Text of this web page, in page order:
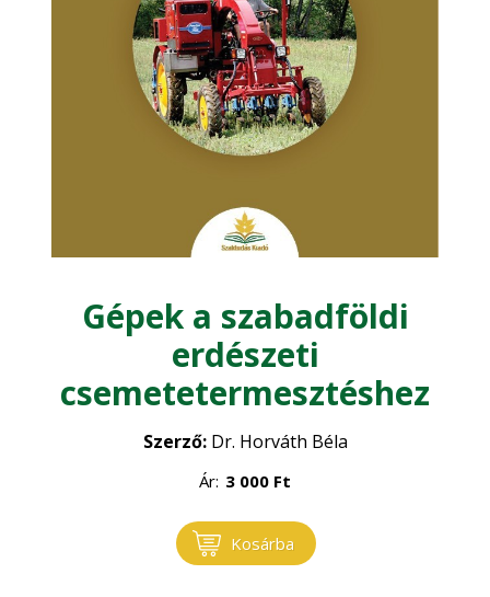
Dísznövénykertészet
Zöldségtermesztés
Gyümölcstermesztés
Mezőgazdasági építészet
Mezőgazdasági gépesítés
Növényvédelem
Szántóföldi növénytermesztés
Precíziós gazdálkodás
Szőlészet - Borászat
Vadgazdálkodás - Vadászat
Gépek a szabadföldi
erdészeti
csemetetermesztéshez
Szerző:Dr. Horváth Béla
Ár: 3 000 Ft
Kosárba